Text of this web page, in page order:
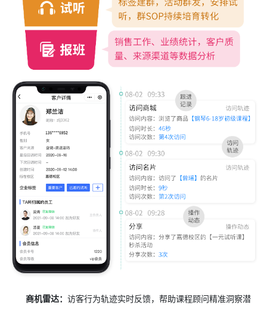
商机雷达：访客行为轨迹实时反馈，帮助课程顾问精准洞察潜